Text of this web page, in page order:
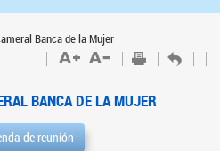
Banca de la Mujer
BANCA DE LA MUJER
de reunión